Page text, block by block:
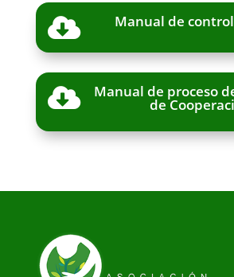
 Manual de
 Manual de proceso
de